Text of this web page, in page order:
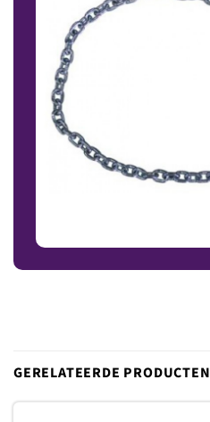
GERELATEERDE PRODUCTEN